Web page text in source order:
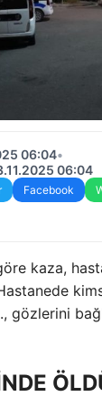
06:04•
06:04
Facebook
kaza,
gözlerini